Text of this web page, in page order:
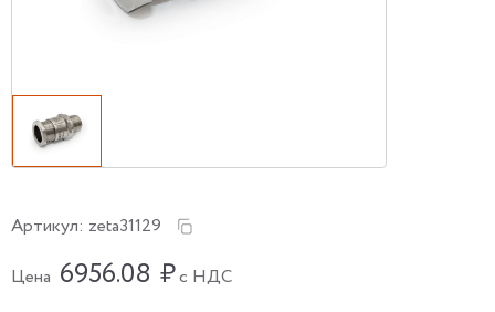
Артикул: zeta31129
Цена 6956.08 ₽с НДС